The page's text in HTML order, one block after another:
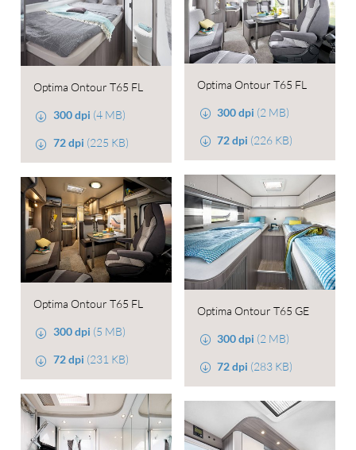
Optima Ontour T65 FL
300 dpi (4 MB)
72 dpi (225 KB)
Optima Ontour T65 FL
300 dpi (2 MB)
72 dpi (226 KB)
Optima Ontour T65 GE
300 dpi (2 MB)
72 dpi (283 KB)
Optima Ontour T65 FL
300 dpi (5 MB)
72 dpi (231 KB)